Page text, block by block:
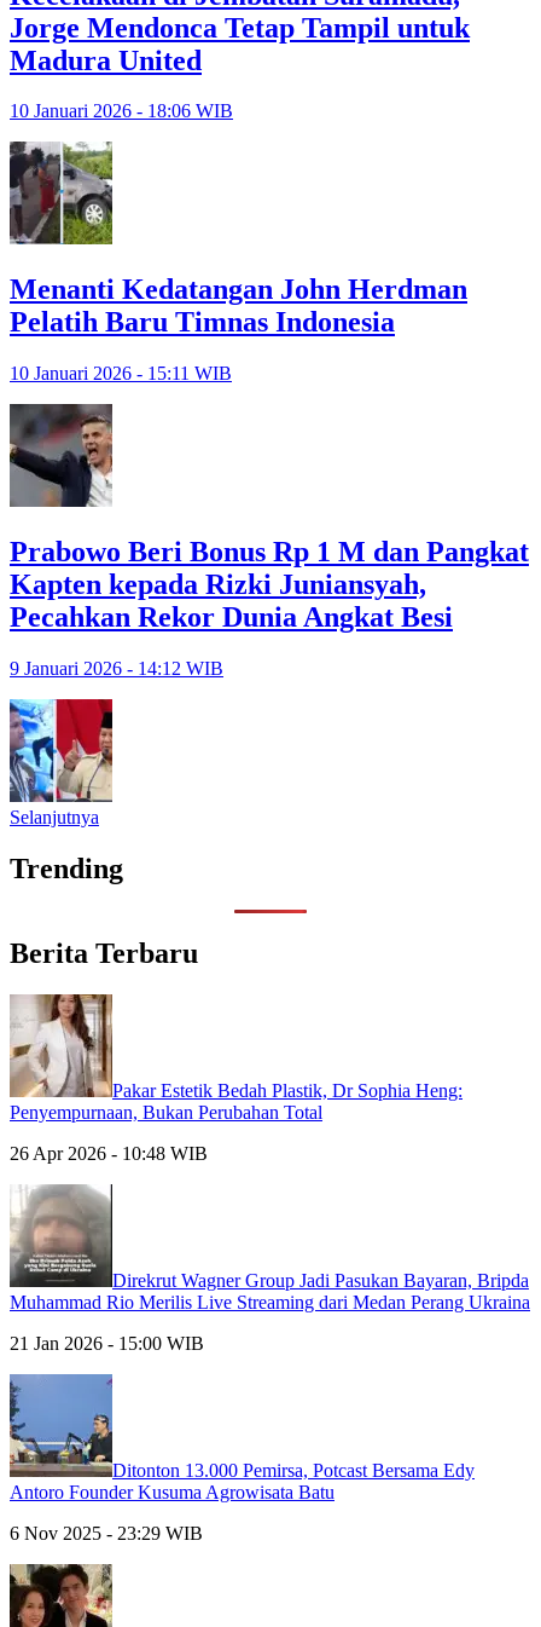
Jorge Mendonca Tetap Tampil untuk
Madura United
10 Januari 2026 - 18:06 WIB
Menanti Kedatangan John Herdman
Pelatih Baru Timnas Indonesia
10 Januari 2026 - 15:11 WIB
Prabowo Beri Bonus Rp 1 M dan Pangkat
Kapten kepada Rizki Juniansyah,
Pecahkan Rekor Dunia Angkat Besi
9 Januari 2026 - 14:12 WIB
Selanjutnya
Trending
Berita Terbaru
Pakar Estetik Bedah Plastik, Dr Sophia Heng:
Penyempurnaan, Bukan Perubahan Total
26 Apr 2026 - 10:48 WIB
Direkrut Wagner Group Jadi Pasukan Bayaran, Bripda
Muhammad Rio Merilis Live Streaming dari Medan Perang Ukraina
21 Jan 2026 - 15:00 WIB
Ditonton 13.000 Pemirsa, Potcast Bersama Edy
Antoro Founder Kusuma Agrowisata Batu
6 Nov 2025 - 23:29 WIB